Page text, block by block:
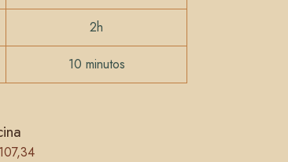
2h
10 minutos